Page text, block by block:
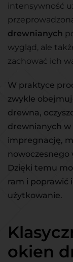
intensywność
drewnianych
wygląd, ale
zachować ich
W praktyce
zwykle
drewna,
drewnianych w
impregnację,
nowoczesnego
Dzięki temu
ram i poprawić
użytkowanie.
okien